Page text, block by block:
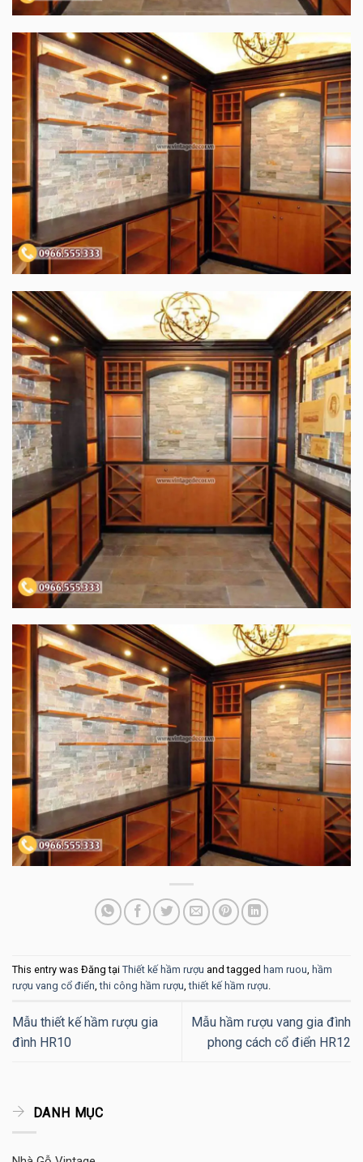
This entry was Đăng tại Thiết kế hầm rượu and tagged ham ruou hầm
rượu vang cổ điển ,thi công hầm rượu ,thiết kế hầm rượu
Mẫu thiết kế hầm rượu gia
đình HR10
Mẫu hầm rượu vang gia đình
phong cách cổ điển HR12
DANH MỤC